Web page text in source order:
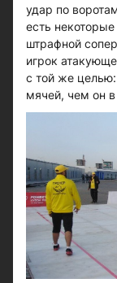
удар по
есть
штрафной
игрок
с той же целью:
мячей, чем он в